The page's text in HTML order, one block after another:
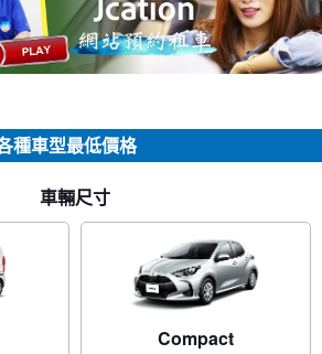
種車型最低價格
車輛尺寸
Compact